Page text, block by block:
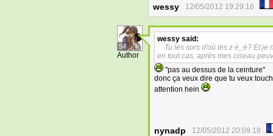
wessy 12/05/2012 19:29:16
54
Author
wessy said:
Tu les sors d'où tes z è_é? Et
en tout cas, après mes ciseau
"pas au dessus de la ceinture"
donc ça veux dire que tu veux
attention hein
nynadp 12/05/2012 20:09:18